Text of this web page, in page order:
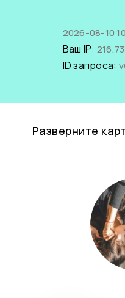
2026-08-10
Ваш IP:
ID запроса:
Разверните